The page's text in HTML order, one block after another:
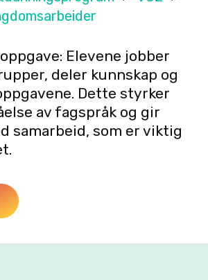
Elevene jobber
deler kunnskap og
Dette styrker
av fagspråk og gir
samarbeid, som er viktig